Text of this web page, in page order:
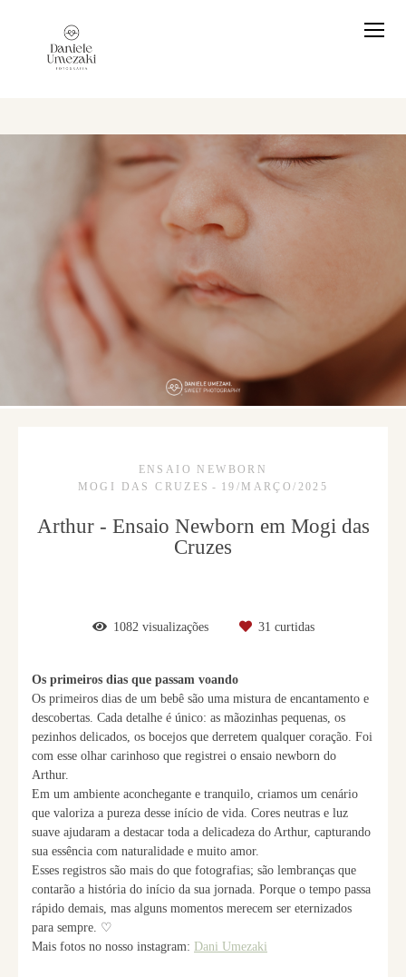
ENSAIO NEWBORN
MOGI DAS CRUZES
19/MARÇO/2025
Arthur - Ensaio Newborn em Mogi das
Cruzes
1082 visualizações 31 curtidas
Os primeiros dias que passam voando
Os primeiros dias de um bebê são uma mistura de encantamento e
descobertas. Cada detalhe é único: as mãozinhas pequenas, os
pezinhos delicados, os bocejos que derretem qualquer coração. Foi
com esse olhar carinhoso que registrei o ensaio newborn do
Arthur.
Em um ambiente aconchegante e tranquilo, criamos um cenário
que valoriza a pureza desse início de vida. Cores neutras e luz
suave ajudaram a destacar toda a delicadeza do Arthur, capturando
sua essência com naturalidade e muito amor.
Esses registros são mais do que fotografias; são lembranças que
contarão a história do início da sua jornada. Porque o tempo passa
rápido demais, mas alguns momentos merecem ser eternizados
para sempre. ♡
Mais fotos no nosso instagram: Dani Umezaki